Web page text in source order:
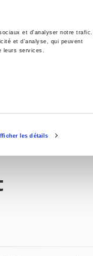
et d'analyser notre trafic.
et d'analyse, qui peuvent
leurs services.
les détails